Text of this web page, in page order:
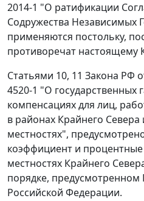
2014-1 "О ратификации
Содружества Независимых
применяются постольку,
противоречат настоящему
Статьями 10, 11 Закона РФ
4520-1 "О государственных
компенсациях для лиц,
в районах Крайнего
местностях",
коэффициент и процентные
местностях Крайнего
порядке, предусмотренном
Российской Федерации.